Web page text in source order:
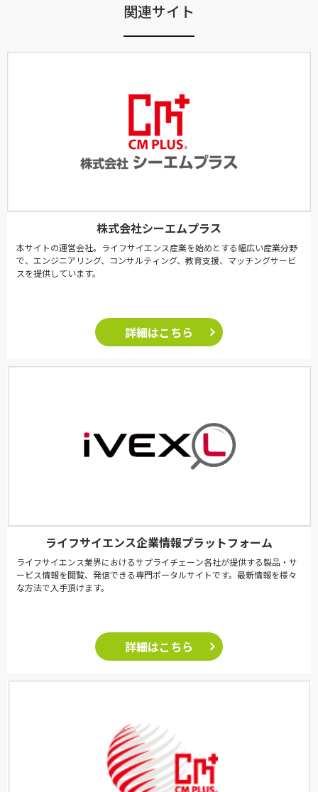
関連サイト
株式会社シーエムプラス
本サイトの運営会社。ライフサイエンス産業を始めとする幅広い産業分野
で、エンジニアリング、コンサルティング、教育支援、マッチングサービ
スを提供しています。
詳細はこちら
ライフサイエンス企業情報プラットフォーム
ライフサイエンス業界におけるサプライチェーン各社が提供する製品・サ
ービス情報を閲覧、発信できる専門ポータルサイトです。最新情報を様々
な方法で入手頂けます。
詳細はこちら